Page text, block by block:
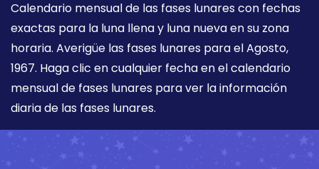
Calendario mensual de las fases lunares con fechas
exactas para la luna llena y luna nueva en su zona
horaria. Averigüe las fases lunares para el Agosto,
1967. Haga clic en cualquier fecha en el calendario
mensual de fases lunares para ver la información
diaria de las fases lunares.